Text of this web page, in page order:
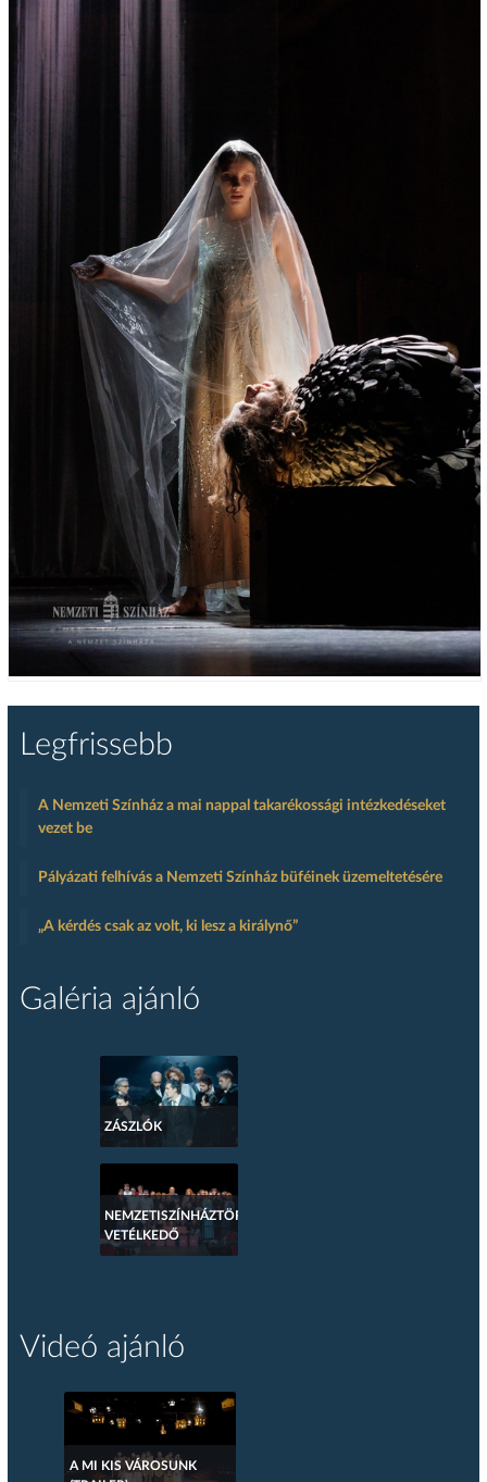
Legfrissebb
A Nemzeti Színház a mai nappal takarékossági intézkedéseket
vezet be
Pályázati felhívás a Nemzeti Színház büféinek üzemeltetésére
„A kérdés csak az volt, ki lesz a királynő”
Galéria ajánló
ZÁSZLÓK
NEMZETISZÍNHÁZTÖRTÉNETI
VETÉLKEDŐ
Videó ajánló
A MI KIS VÁROSUNK